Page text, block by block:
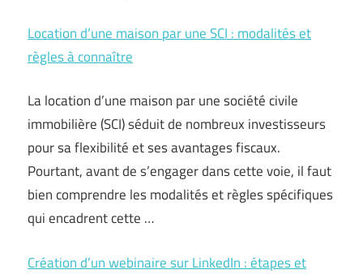
Location d’une maison par une SCI : modalités et
règles à connaître
La location d’une maison par une société civile
immobilière (SCI) séduit de nombreux investisseurs
pour sa flexibilité et ses avantages fiscaux.
Pourtant, avant de s’engager dans cette voie, il faut
bien comprendre les modalités et règles spécifiques
qui encadrent cette …
Création d’un webinaire sur LinkedIn : étapes et